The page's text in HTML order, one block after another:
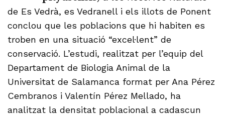
de Es Vedrà, es Vedranell i els illots de Ponent
conclou que les poblacions que hi habiten es
troben en una situació “excel·lent” de
conservació. L’estudi, realitzat per l’equip del
Departament de Biologia Animal de la
Universitat de Salamanca format per Ana Pérez
Cembranos i Valentín Pérez Mellado, ha
analitzat la densitat poblacional a cadascun